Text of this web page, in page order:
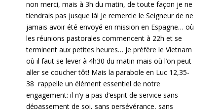
non merci, mais à 3h du matin, de toute façon je ne
tiendrais pas jusque là! Je remercie le Seigneur de ne
jamais avoir été envoyé en mission en Espagne… où
les réunions pastorales commencent à 22h et se
terminent aux petites heures… Je préfère le Vietnam
où il faut se lever à 4h30 du matin mais où l’on peut
aller se coucher tôt! Mais la parabole en Luc 12,35-
38 rappelle un élément essentiel de notre
engagement: il n’y a pas d’esprit de service sans
dépassement de soi, sans persévérance, sans